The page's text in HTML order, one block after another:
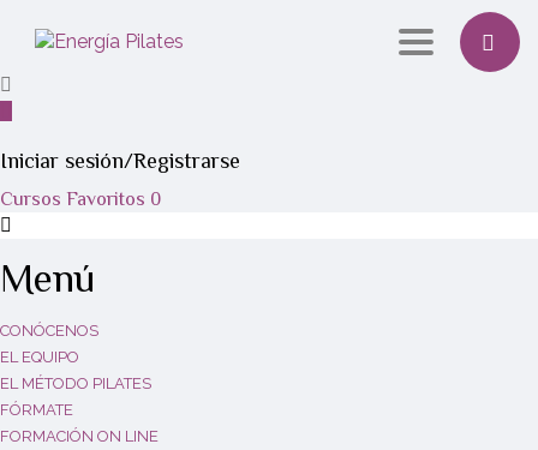
Toggle
Iniciar sesión/Registrarse
Cursos Favoritos 0
Menú
CONÓCENOS
EL EQUIPO
EL MÉTODO PILATES
FÓRMATE
FORMACIÓN ON LINE